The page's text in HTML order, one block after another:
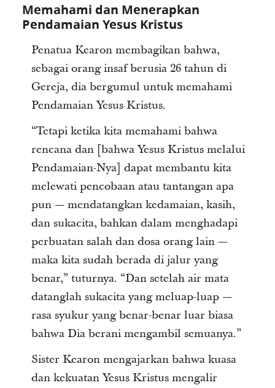
Memahami dan Menerapkan
Pendamaian Yesus Kristus
Penatua Kearon membagikan bahwa,
sebagai orang insaf berusia 26 tahun di
Gereja, dia bergumul untuk memahami
Pendamaian Yesus Kristus.
“Tetapi ketika kita memahami bahwa
rencana dan [bahwa Yesus Kristus melalui
Pendamaian-Nya] dapat membantu kita
melewati pencobaan atau tantangan apa
pun — mendatangkan kedamaian, kasih,
dan sukacita, bahkan dalam menghadapi
perbuatan salah dan dosa orang lain —
maka kita sudah berada di jalur yang
benar,” tuturnya. “Dan setelah air mata
datanglah sukacita yang meluap-luap —
rasa syukur yang benar-benar luar biasa
bahwa Dia berani mengambil semuanya.”
Sister Kearon mengajarkan bahwa kuasa
dan kekuatan Yesus Kristus mengalir